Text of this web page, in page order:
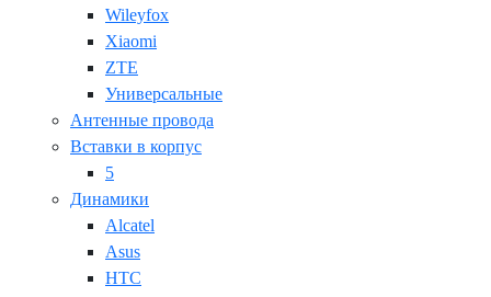
Wileyfox
Xiaomi
ZTE
Универсальные
Антенные провода
Вставки в корпус
5
Динамики
Alcatel
Asus
HTC